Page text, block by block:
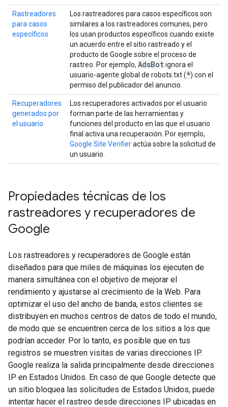
Rastreadores
para casos
específicos
Los rastreadores para casos específicos son
similares a los rastreadores comunes, pero
los usan productos específicos cuando existe
un acuerdo entre el sitio rastreado y el
producto de Google sobre el proceso de
rastreo. Por ejemplo, AdsBotignora el
usuario-agente global de robots.txt (*) con el
permiso del publicador del anuncio.
Recuperadores
generados por
el usuario
Los recuperadores activados por el usuario
forman parte de las herramientas y
funciones del producto en las que el usuario
final activa una recuperación. Por ejemplo,
Google Site Verifieractúa sobre la solicitud de
un usuario.
Propiedades técnicas de los
rastreadores y recuperadores de
Google
Los rastreadores y recuperadores de Google están
diseñados para que miles de máquinas los ejecuten de
manera simultánea con el objetivo de mejorar el
rendimiento y ajustarse al crecimiento de la Web. Para
optimizar el uso del ancho de banda, estos clientes se
distribuyen en muchos centros de datos de todo el mundo,
de modo que se encuentren cerca de los sitios a los que
podrían acceder. Por lo tanto, es posible que en tus
registros se muestren visitas de varias direcciones IP.
Google realiza la salida principalmente desde direcciones
IP en Estados Unidos. En caso de que Google detecte que
un sitio bloquea las solicitudes de Estados Unidos, puede
intentar hacer el rastreo desde direcciones IP ubicadas en